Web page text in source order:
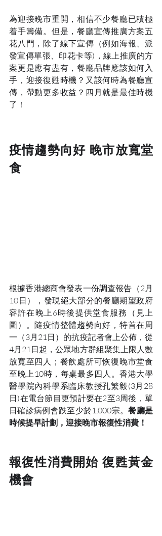
為迎接晚市重開，相信不少餐廳已積極
着手籌備。但是，餐廳宣傳推廣方案五
花八門，除了線下宣傳（例如海報、派
發宣傳單張、印花卡等)，線上推廣的方
案更是應有盡有，餐廳品牌應該如何入
手，迎接復甦時機？又該何時為餐廳宣
傳，帶動更多收益？四月就是最佳時機
了！
疫情趨勢向好 晚市放寬堂
食
根據香港總商會發表一份調查報告（2月
10日），發現絕大部分的餐廳期望政府
容許在晚上6時後提供堂食服務（見上
圖）。隨疫情整體趨勢向好，特首在周
一（3月21日）的抗疫記者會上公佈，從
4月21日起，公眾地方群組聚集上限人數
放寬至四人；餐飲處所可恢復晚市堂食
至晚上10時，每桌最多四人。香港大學
醫學院內科學系臨床教授孔繁毅(3月28
日)在電台節目更預計要在2至3周後，單
日確診病例會跌至少於1,000宗。餐廳是
時候提早計劃，迎接晚市報復性消費！
報復性消費開始 復甦黃金
機會